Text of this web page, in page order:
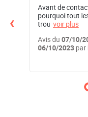
‹
Avant de contacter ce site, je me suis demandé
pourquoi tout
trou voir plus
Avis du 07/10/
06/10/2023 par